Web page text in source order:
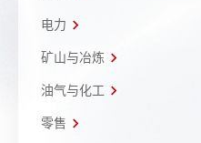
电力
矿山与冶炼
油气与化工
零售